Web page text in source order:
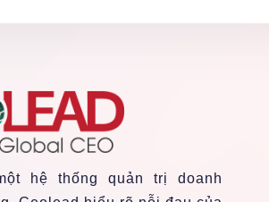
hệ thống quản trị doanh